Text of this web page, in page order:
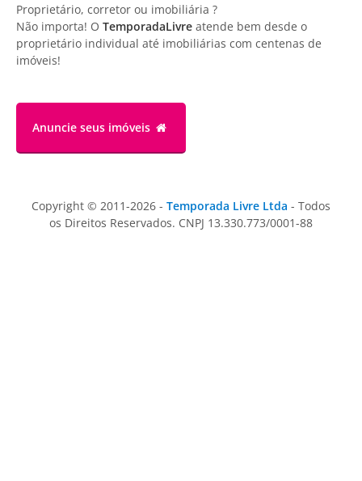
Proprietário, corretor ou imobiliária ?
Não importa! O TemporadaLivre atende bem desde o
proprietário individual até imobiliárias com centenas de
imóveis!
Anuncie seus imóveis
Copyright © 2011-2026 - Temporada Livre Ltda - Todos
os Direitos Reservados. CNPJ 13.330.773/0001-88